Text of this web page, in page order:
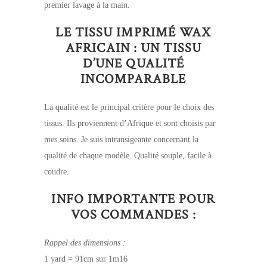
premier lavage à la main.
LE TISSU IMPRIMÉ WAX
AFRICAIN : UN TISSU
D’UNE QUALITÉ
INCOMPARABLE
La qualité est le principal critère pour le choix des
tissus. Ils proviennent d’Afrique et sont choisis par
mes soins. Je suis intransigeante concernant la
qualité de chaque modèle. Qualité souple, facile à
coudre.
INFO IMPORTANTE POUR
VOS COMMANDES :
Rappel des dimensions :
1 yard = 91cm sur 1m16